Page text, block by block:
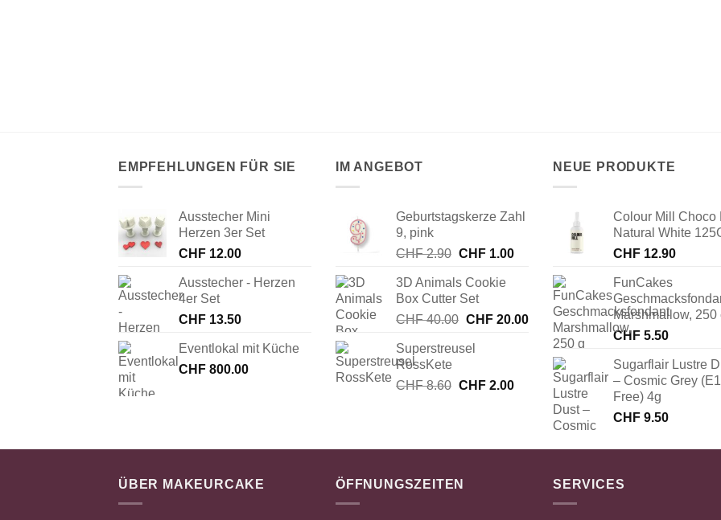
EMPFEHLUNGEN FÜR SIE
Ausstecher Mini
Herzen 3er Set
CHF 12.00
Ausstecher - Herzen
4er Set
CHF 13.50
Eventlokal mit Küche
CHF 800.00
IM ANGEBOT
Geburtstagskerze Zahl
9, pink
CHF2.90 Ursprünglicher
war:
CHF 2.90
CHF1.00Aktueller
CHF 1.00.
3D Animals Cookie
Box Cutter Set
CHF40.00 Ursprünglicher
war:
CHF20.00Aktueller
Preis
CHF 20.00.
Superstreusel
RossKete
CHF8.60 Ursprünglicher
CHF2.00Aktueller
NEUE PRODUKTE
Colour Mill Choco
Natural White
CHF 12.90
FunCakes
Marshmallow, 250
CHF 5.50
Sugarflair Lustre
– Cosmic Grey
Free) 4g
CHF 9.50
ÜBER MAKEURCAKE ÖFFNUNGSZEITEN SERVICES